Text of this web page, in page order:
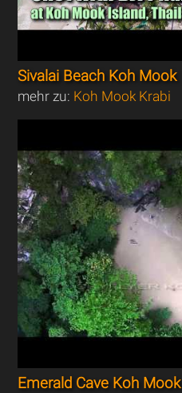
Sivalai Beach Koh Mook
mehr zu: Koh Mook Krabi
Emerald Cave Koh Mook